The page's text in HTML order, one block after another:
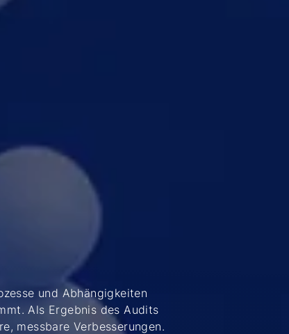
und Abhängigkeiten
Als Ergebnis des Audits
messbare Verbesserungen.